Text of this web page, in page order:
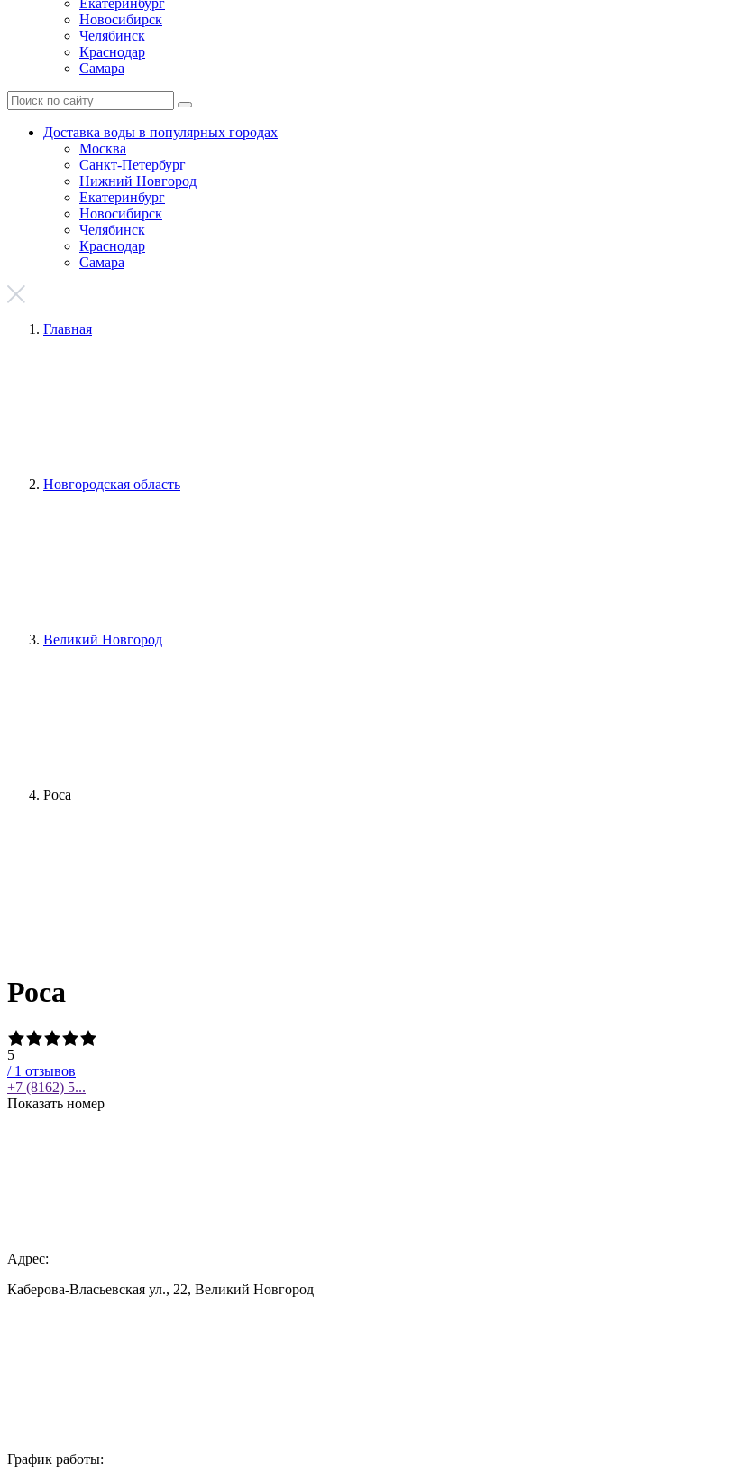
Екатеринбург
Новосибирск
Челябинск
Краснодар
Самара
Доставка воды в популярных городах
Москва
Санкт-Петербург
Нижний Новгород
Екатеринбург
Новосибирск
Челябинск
Краснодар
Самара
Главная
Новгородская область
Великий Новгород
Роса
Роса
5
/ 1 отзывов
+7 (8162) 5...
Показать номер
Адрес:
Каберова-Власьевская ул., 22, Великий Новгород
График работы: